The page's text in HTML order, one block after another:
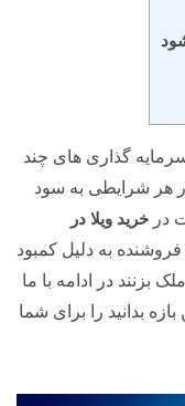
گذاری های چند
هر شرایطی به سود
در خرید ویلا در
فروشنده به دلیل کمبود
بزنند در ادامه با ما
بدانید را برای شما